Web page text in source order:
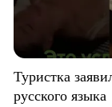
Туристка
русского языка